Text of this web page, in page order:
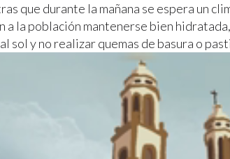
que durante la mañana se espera un
a la población mantenerse bien
sol y no realizar quemas de basura o